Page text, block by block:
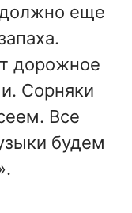
должно еще
дорожное
Сорняки
Все
будем